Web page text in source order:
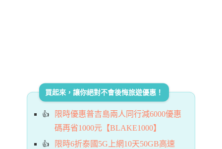
買起來，讓你絕對不會後悔旅遊優惠！
限時優惠普吉島兩人同行減6000優惠
碼再省1000元【BLAKE1000】
限時6折泰國5G上網10天50GB高速